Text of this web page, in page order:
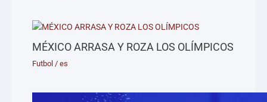
MÉXICO ARRASA Y ROZA LOS OLÍMPICOS
Futbol /es